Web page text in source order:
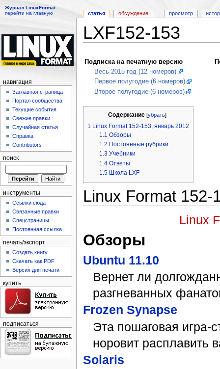
Журнал LinuxFormat-
перейти на главную
LXF152-153
Подписка на печатную версию
Весь 2015 год (12 номеров)
Первое полугодие (6 номеров)
Второе полугодие (6 номеров)
Содержание [убрать]
1 Linux Format 152-153, январь 2012
1.1 Обзоры
1.2 Постоянные рубрики
1.3 Учебники
1.4 Ответы
1.5 Школа LXF
Linux Format 152-
Linux
Обзоры
Ubuntu 11.10
Вернет ли
разгневанных
Frozen Synapse
Эта пошаговая игра-
норовит расплавить
Solaris
статья обсуждение просмотр
навигация
Заглавная страница
Портал сообщества
Текущие события
Свежие правки
Случайная статья
Справка
Contributors
поиск
инструменты
Ссылки сюда
Связанные правки
Спецстраницы
Постоянная ссылка
печать/экспорт
Создать книгу
Скачать как PDF
Версия для печати
купить
подписаться